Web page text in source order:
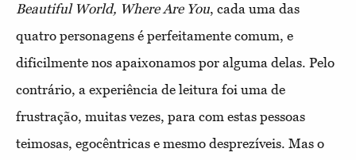
Beautiful World, Where Are You, cada uma das
quatro personagens é perfeitamente comum, e
dificilmente nos apaixonamos por alguma delas. Pelo
contrário, a experiência de leitura foi uma de
frustração, muitas vezes, para com estas pessoas
teimosas, egocêntricas e mesmo desprezíveis. Mas o